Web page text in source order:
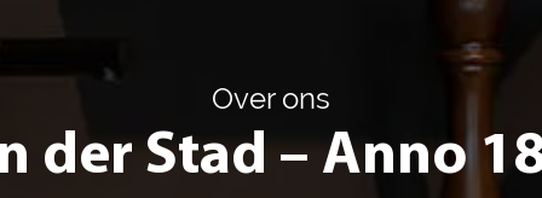
Over ons
der Stad – Anno